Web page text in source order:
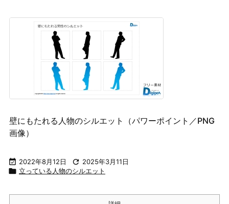
壁にもたれる人物のシルエット（パワーポイント／PNG
画像）
 2022年8月12日  2025年3月11日
 立っている人物のシルエット